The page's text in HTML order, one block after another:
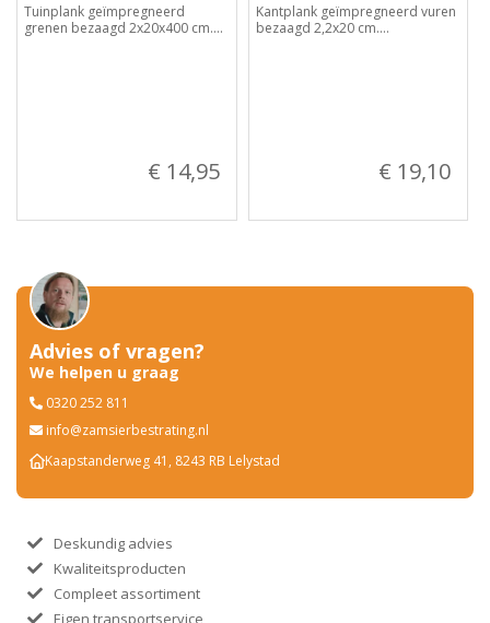
Tuinplank geïmpregneerd
grenen bezaagd 2x20x400 cm....
€ 14,95
Kantplank geïmpregneerd vuren
bezaagd 2,2x20 cm....
€ 19,10
Advies of vragen?
We helpen u graag
0320 252 811
info@zamsierbestrating.nl
Kaapstanderweg 41, 8243 RB Lelystad
Deskundig advies
Kwaliteitsproducten
Compleet assortiment
Eigen transportservice